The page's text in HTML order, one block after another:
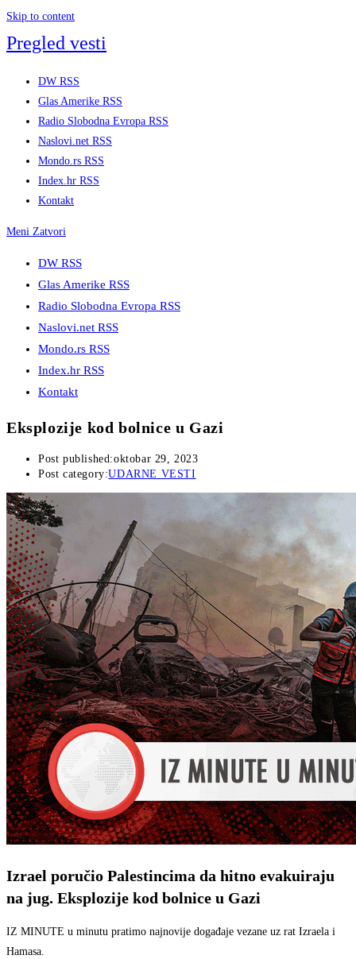
Skip to content
Pregled vesti
DW RSS
Glas Amerike RSS
Radio Slobodna Evropa RSS
Naslovi.net RSS
Mondo.rs RSS
Index.hr RSS
Kontakt
Meni Zatvori
DW RSS
Glas Amerike RSS
Radio Slobodna Evropa RSS
Naslovi.net RSS
Mondo.rs RSS
Index.hr RSS
Kontakt
Eksplozije kod bolnice u Gazi
Post published:oktobar 29, 2023
Post category:UDARNE VESTI
Izrael poručio Palestincima da hitno evakuiraju
na jug. Eksplozije kod bolnice u Gazi
IZ MINUTE u minutu pratimo najnovije događaje vezane uz rat Izraela i
Hamasa.